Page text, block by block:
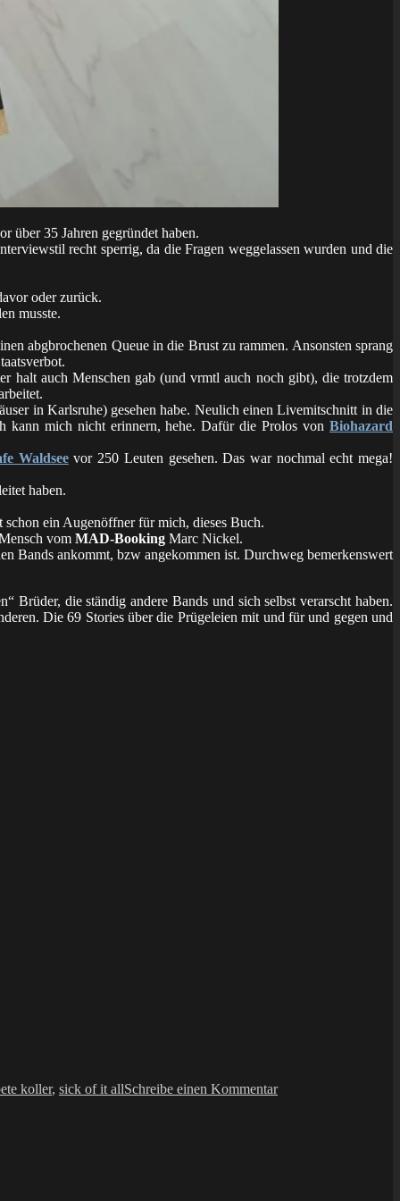
über 35 Jahren gegründet haben.
recht sperrig, da die Fragen weggelassen wurden und die
oder zurück.
musste.
abgbrochenen Queue in die Brust zu rammen. Ansonsten sprang
halt auch Menschen gab (und vrmtl auch noch gibt), die trotzdem
in Karlsruhe) gesehen habe. Neulich einen Livemitschnitt in die
kann mich nicht erinnern, hehe. Dafür die Prolos vonBiohazard
Waldseevor 250 Leuten gesehen. Das war nochmal echt mega!
haben.
ein Augenöffner für mich, dieses Buch.
vom MAD-Booking Marc Nickel.
Bands ankommt, bzw angekommen ist. Durchweg bemerkenswert
Brüder, die ständig andere Bands und sich selbst verarscht haben.
Die 69 Stories über die Prügeleien mit und für und gegen und
koller, sick of it allSchreibe einen KommentarSick